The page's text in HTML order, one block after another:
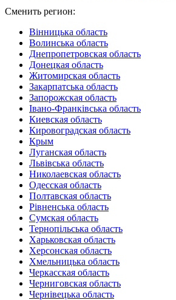
Сменить регион:
Вінницька область
Волинська область
Днепропетровская область
Донецкая область
Житомирская область
Закарпатська область
Запорожская область
Івано-Франківська область
Киевская область
Кировоградская область
Крым
Луганская область
Львівська область
Николаевская область
Одесская область
Полтавская область
Рівненська область
Сумская область
Тернопільська область
Харьковская область
Херсонская область
Хмельницька область
Черкасская область
Черниговская область
Чернівецька область